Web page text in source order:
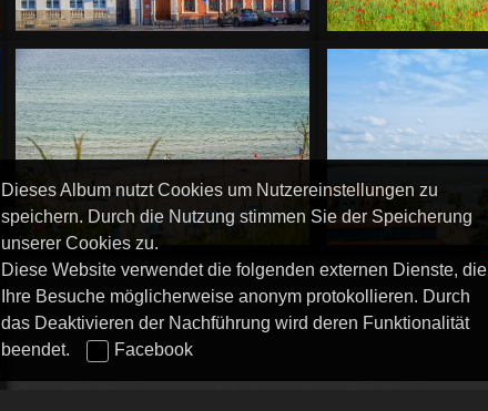
Dieses Album nutzt Cookies um Nutzereinstellungen zu
speichern. Durch die Nutzung stimmen Sie der Speicherung
unserer Cookies zu.
Diese Website verwendet die folgenden externen Dienste, die
Ihre Besuche möglicherweise anonym protokollieren. Durch
das Deaktivieren der Nachführung wird deren Funktionalität
beendet.
Facebook